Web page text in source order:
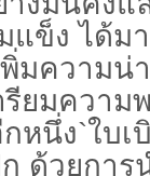
แข็ง ได้ม
มความน่
ยมความ
หนึ่ง`ใบเ
ด้วยกา